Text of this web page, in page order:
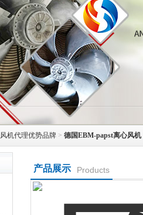
风机代理优势品牌 > 德国EBM-papst离心风机
产品展示 Products